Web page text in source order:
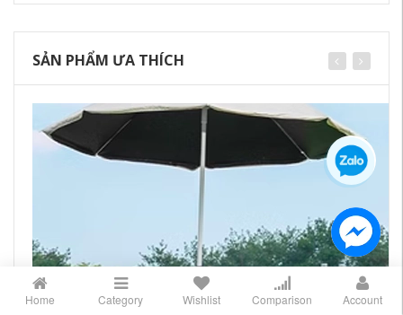
SẢN PHẨM ƯA THÍCH
Home Category Wishlist Comparison Account